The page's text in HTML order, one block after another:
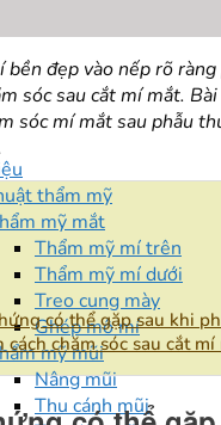
thẩm mỹ
mỹ mắt
Thẩm mỹ mí trên
Thẩm mỹ mí dưới
Treo cung mày
Ghép mô mí
mỹ mũi
Nâng mũi
Thu cánh mũi
đẹp vào nếp rõ
sóc sau cắt mí mắt.
sóc mí mắt sau phẫu
có thể gặp sau khi
cách chăm sóc sau cắt mí